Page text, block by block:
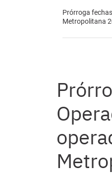
Prórroga
Metropolitana